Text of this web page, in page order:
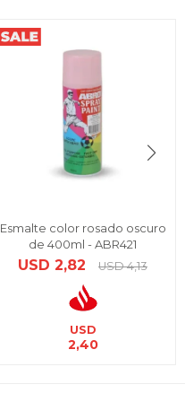
Esmalte color rosado oscuro
de 400ml - ABR421
USD 2,82 USD 4,13
USD
2,40